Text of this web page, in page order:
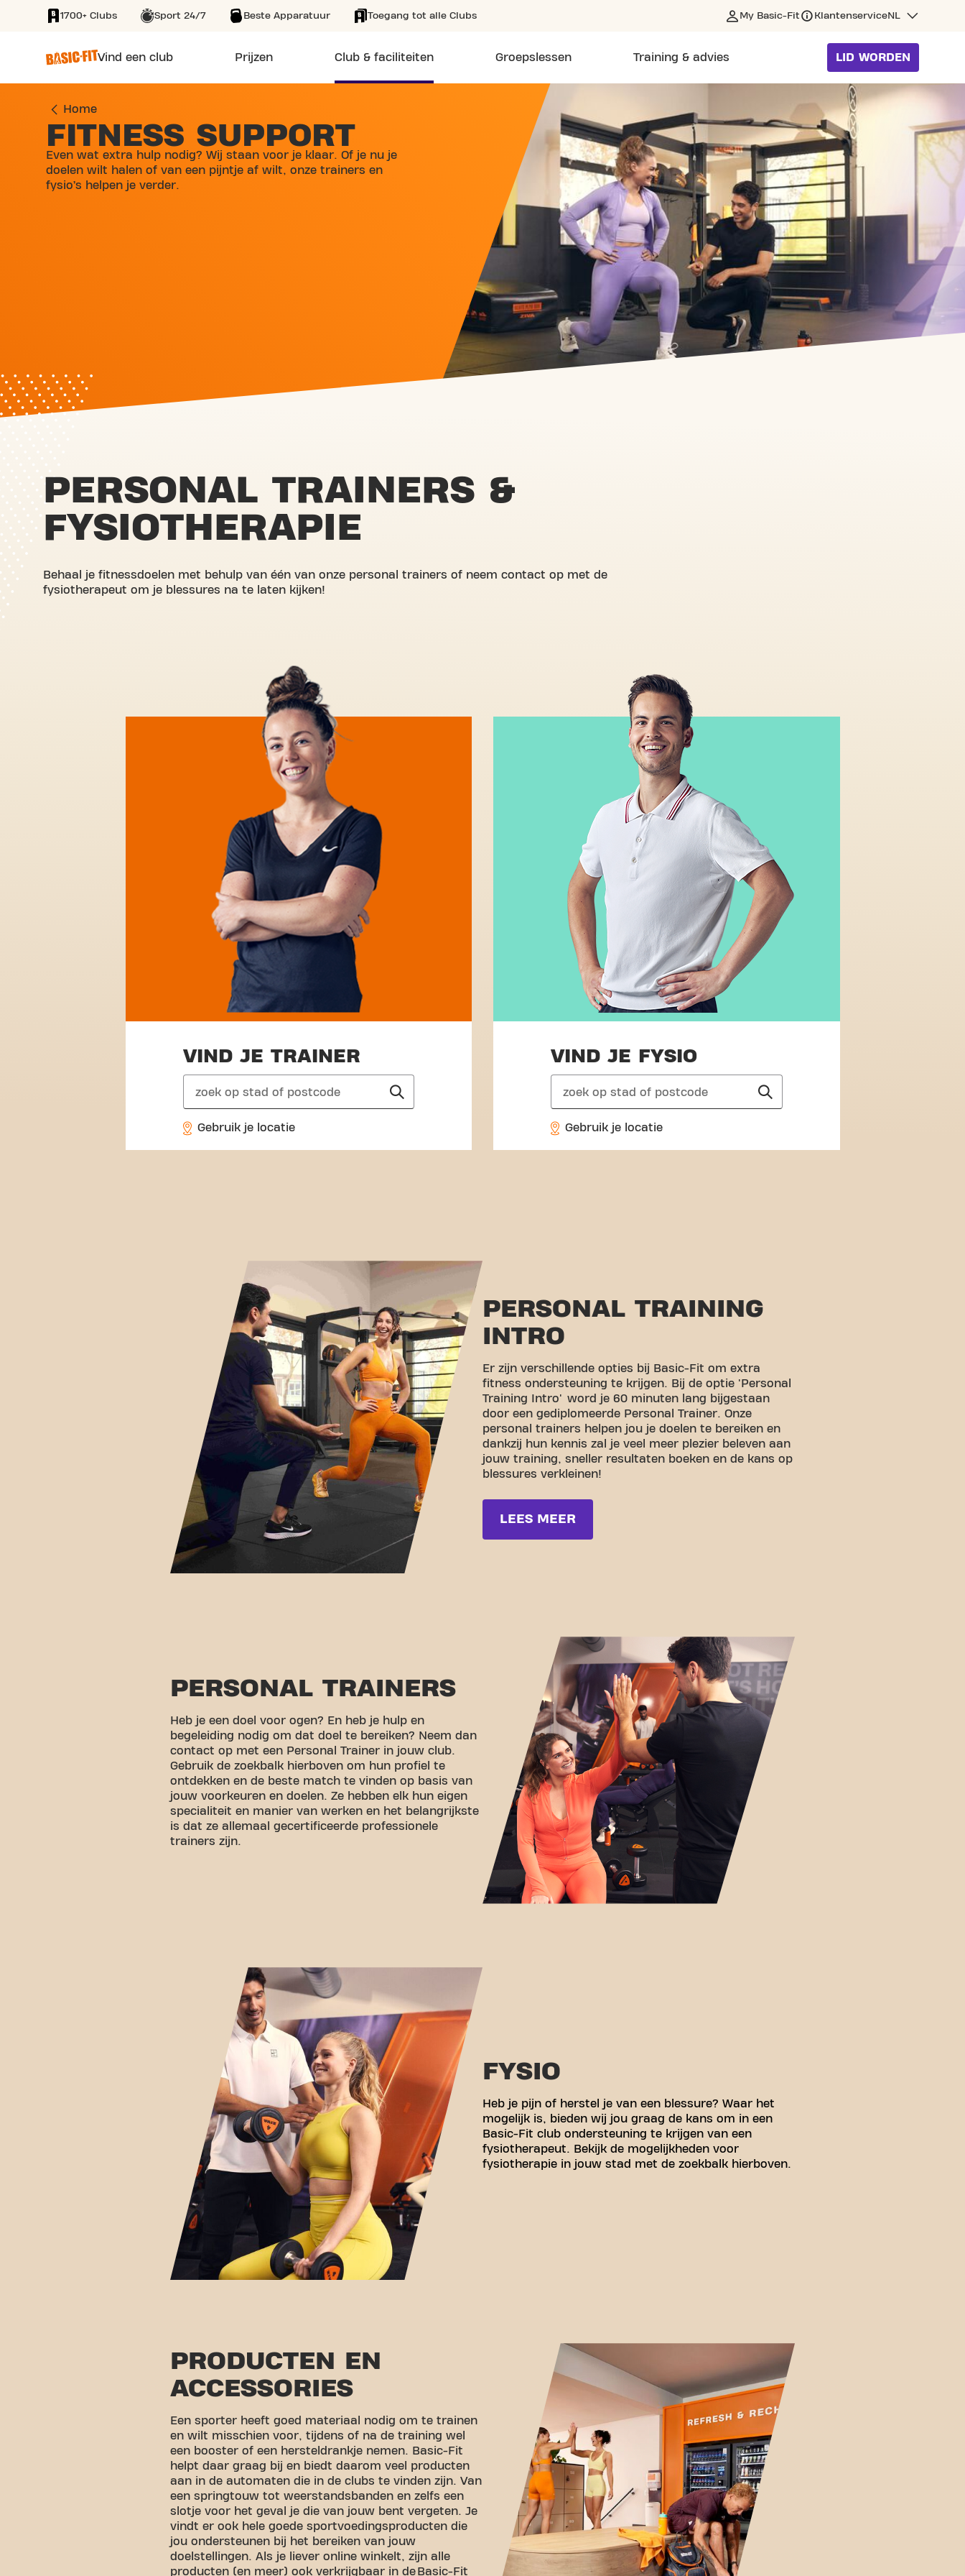
SKIP TO MAIN CONTENT
1700+ Clubs Sport 24/7 Beste Apparatuur Toegang tot alle Clubs My Basic-Fit KlantenserviceNL
Vind een club Prijzen Club & faciliteiten Groepslessen Training & advies LID WORDEN
Home
FITNESS SUPPORT
Even wat extra hulp nodig? Wij staan voor je klaar. Of je nu je
doelen wilt halen of van een pijntje af wilt, onze trainers en
fysio’s helpen je verder.
PERSONAL TRAINERS &
FYSIOTHERAPIE
Behaal je fitnessdoelen met behulp van één van onze personal trainers of neem contact op met de
fysiotherapeut om je blessures na te laten kijken!
VIND JE TRAINER
search
Gebruik je locatie
VIND JE FYSIO
search
Gebruik je locatie
PERSONAL TRAINING
INTRO
Er zijn verschillende opties bij Basic-Fit om extra
fitness ondersteuning te krijgen. Bij de optie 'Personal
Training Intro' word je 60 minuten lang bijgestaan
door een gediplomeerde Personal Trainer. Onze
personal trainers helpen jou je doelen te bereiken en
dankzij hun kennis zal je veel meer plezier beleven aan
jouw training, sneller resultaten boeken en de kans op
blessures verkleinen!
LEES MEER
PERSONAL TRAINERS
Heb je een doel voor ogen? En heb je hulp en
begeleiding nodig om dat doel te bereiken? Neem dan
contact op met een Personal Trainer in jouw club.
Gebruik de zoekbalk hierboven om hun profiel te
ontdekken en de beste match te vinden op basis van
jouw voorkeuren en doelen. Ze hebben elk hun eigen
specialiteit en manier van werken en het belangrijkste
is dat ze allemaal gecertificeerde professionele
trainers zijn.
FYSIO
Heb je pijn of herstel je van een blessure? Waar het
mogelijk is, bieden wij jou graag de kans om in een
Basic-Fit club ondersteuning te krijgen van een
fysiotherapeut. Bekijk de mogelijkheden voor
fysiotherapie in jouw stad met de zoekbalk hierboven.
PRODUCTEN EN
ACCESSORIES
Een sporter heeft goed materiaal nodig om te trainen
en wilt misschien voor, tijdens of na de training wel
een booster of een hersteldrankje nemen. Basic-Fit
helpt daar graag bij en biedt daarom veel producten
aan in de automaten die in de clubs te vinden zijn. Van
een springtouw tot weerstandsbanden en zelfs een
slotje voor het geval je die van jouw bent vergeten. Je
vindt er ook hele goede sportvoedingsproducten die
jou ondersteunen bij het bereiken van jouw
doelstellingen. Als je liever online winkelt, zijn alle
producten (en meer) ook verkrijgbaar in de Basic-Fit